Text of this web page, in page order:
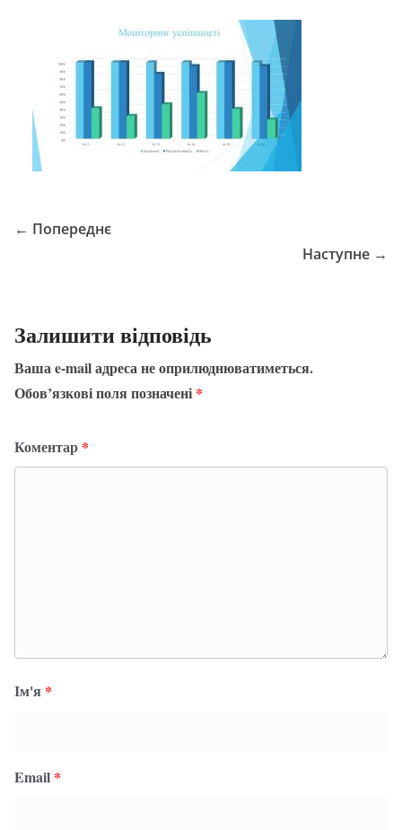
← Попереднє
Наступне →
Залишити відповідь
Ваша e-mail адреса не оприлюднюватиметься.
Обов’язкові поля позначені *
Коментар *
Ім'я *
Email *